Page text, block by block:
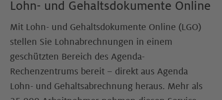
Lohn- und Gehaltsdokumente Online
Mit Lohn- und Gehaltsdokumente Online (LGO)
stellen Sie Lohnabrechnungen in einem
geschützten Bereich des Agenda-
Rechenzentrums bereit – direkt aus Agenda
Lohn- und Gehaltsabrechnung heraus. Mehr als